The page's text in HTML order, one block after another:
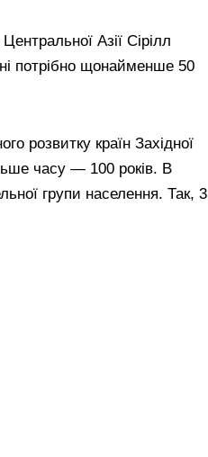
Азії Сірілл
потрібно щонайменше 50
розвитку країн Західної
часу — 100 років. В
групи населення. Так, 3